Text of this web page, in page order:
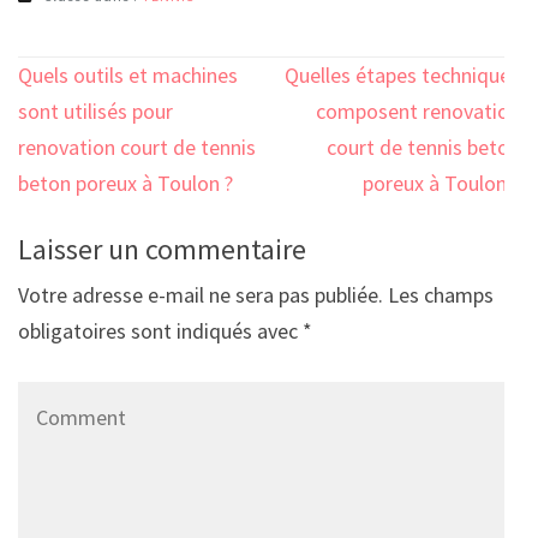
Navigation
de
l’article
Quels outils et machines
sont utilisés pour
renovation court de tennis
beton poreux à Toulon ?
Quelles étapes techniques
composent renovation
court de tennis beton
poreux à Toulon ?
Laisser un commentaire
Votre adresse e-mail ne sera pas publiée. Les champs
obligatoires sont indiqués avec *